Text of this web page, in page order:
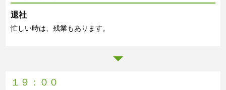
退社
忙しい時は、残業もあります。
１９：００